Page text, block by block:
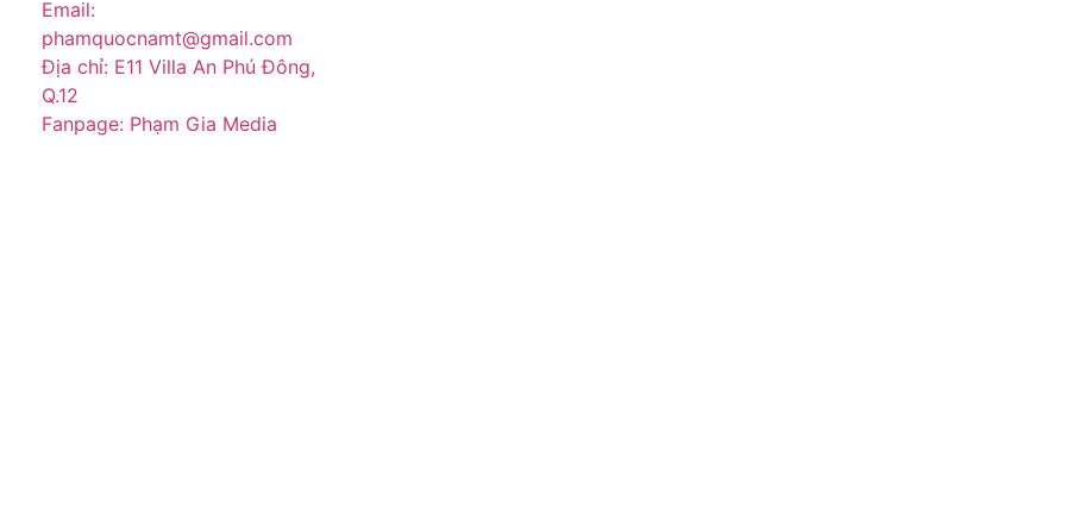
Email:
phamquocnamt@gmail.com
Địa chỉ: E11 Villa An Phú Đông,
Q.12
Fanpage: Phạm Gia Media